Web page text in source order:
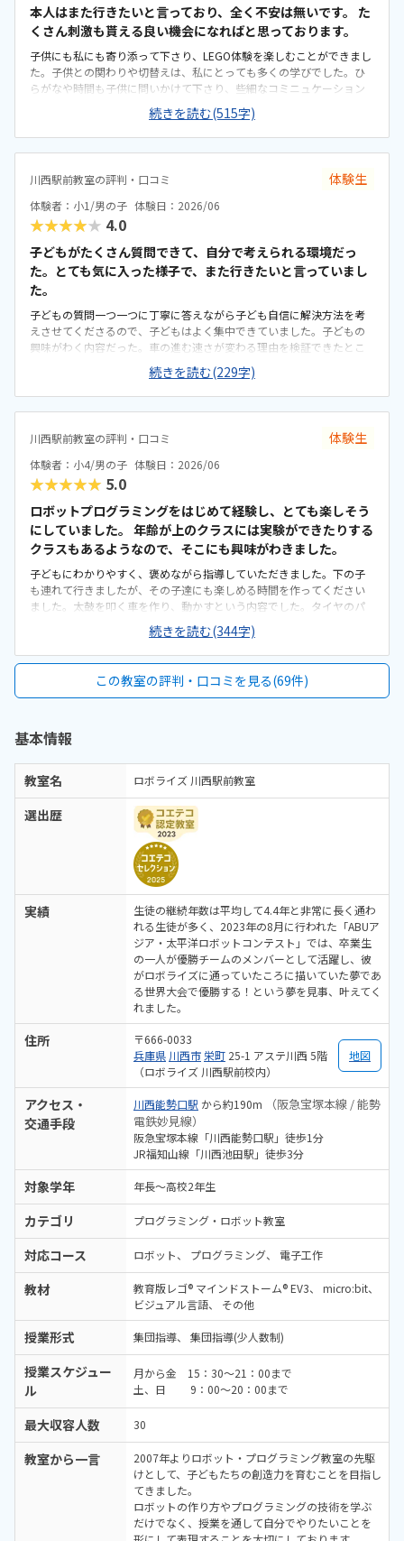
本人はまた行きたいと言っており、全く不安は無いです。 た
くさん刺激も貰える良い機会になればと思っております。
子供にも私にも寄り添って下さり、LEGO体験を楽しむことができまし
た。子供との関わりや切替えは、私にとっても多くの学びでした。ひ
らがなや時間も子供に問いかけて下さり、些細なコミニュケーション
から本人の緊張も和らいでいきました。最後まで担当くださったおぎ
そ先生の熱意には感謝しております。LEGOで車を作る体験では、車を
パーツ・作り方・動作、しっかり細分化し、子供にもわかりやすい伝
え方でした。組立ても、子供のやりたいに寄り添った指導で、一貫し
かったです。ただ、希望は車での送迎でしたので、近隣駐車場の空き
具合を気にする必要があり、少し迷っています。教室は整理整頓され
ており、設備も綺麗で安全なものばかりで、安心しております。自分
のボックスや制作物を管理できるスペースも十分あり、取り組みやす
く感じました。サポート環境も考えると、料金設定に対しての不安は
無かったです。回数は少なく感じましたが、本人が物足りないくらい
の方が続きそうな性格なので、丁度良いのかもしれないです。取組み
中や完成品の撮影など、さりげない声かけや気遣いが感じられ、安心
して通える環境だと感じました。
続きを読む(515字)
川西駅前教室の評判・口コミ 体験生
体験者：小1/男の子 体験日：2026/06
★★★★★ 4.0
子どもがたくさん質問できて、自分で考えられる環境だっ
た。とても気に入った様子で、また行きたいと言っていまし
た。
子どもの質問一つ一つに丁寧に答えながら子ども自信に解決方法を考
えさせてくださるので、子どもはよく集中できていました。子どもの
興味がわく内容だった。車の進む速さが変わる理由を検証できたとこ
ろが良かった。近所の商業施設内にあるのでわかりやすく、子どもだ
けでも安全に通えそうだと思いました。作業スペースがしっかり確保
されていて、外からの光が十分入るオフィスなので、気持ちが良かっ
た。スポーツ系の習い事二つに通っていますが、それらと比べると多
続きを読む(229字)
川西駅前教室の評判・口コミ 体験生
体験者：小4/男の子 体験日：2026/06
★★★★★ 5.0
ロボットプログラミングをはじめて経験し、とても楽しそう
にしていました。 年齢が上のクラスには実験ができたりする
クラスもあるようなので、そこにも興味がわきました。
子どもにわかりやすく、褒めながら指導していただきました。下の子
も連れて行きましたが、その子達にも楽しめる時間を作ってください
ました。太鼓を叩く車を作り、動かすという内容でした。タイヤのパ
ーツが色々あり、試行錯誤しながら作成しているのが印象的でした。
車の場合、駐車券の発行がないのが残念でした。駅近なので、迷わず
いけるのは良いです。ブースが分かれていて、子どもが集中しやすい配
でした。妥当な金額だと思いました。ただ、休みの振替ルールが厳し
そうだなという印象でした。先生の教え方が、お上手で、長年通われ
られた巨大作品を見て、自分も友達と作ってみたい！と話してくれま
続きを読む(344字)
この教室の評判・口コミを見る(69件)
基本情報
教室名 ロボライズ 川西駅前教室
選出歴
実績
生徒の継続年数は平均して4.4年と非常に長く通わ
れる生徒が多く、2023年の8月に行われた「ABUア
ジア・太平洋ロボットコンテスト」では、卒業生
の一人が優勝チームのメンバーとして活躍し、彼
がロボライズに通っていたころに描いていた夢であ
る世界大会で優勝する！という夢を見事、叶えてく
れました。
住所
〒666-0033
兵庫県 川西市 栄町 25-1 アステ川西 5階
（ロボライズ 川西駅前校内）
地図
アクセス・
交通手段
川西能勢口駅 から約190m
（阪急宝塚本線 / 能勢
電鉄妙見線）
阪急宝塚本線「川西能勢口駅」徒歩1分
JR福知山線「川西池田駅」徒歩3分
対象学年 年長～高校2年生
カテゴリ プログラミング・ロボット教室
対応コース ロボット プログラミング 電子工作
教材 教育版レゴ® マインドストーム® EV3
micro:bit
ビジュアル言語
その他
授業形式 集団指導 集団指導(少人数制)
授業スケジュー
ル
月から金 15：30～21：00まで
土、日 9：00～20：00まで
最大収容人数 30
教室から一言
2007年よりロボット・プログラミング教室の先駆
けとして、子どもたちの創造力を育むことを目指し
てきました。
ロボットの作り方やプログラミングの技術を学ぶ
だけでなく、授業を通して自分でやりたいことを